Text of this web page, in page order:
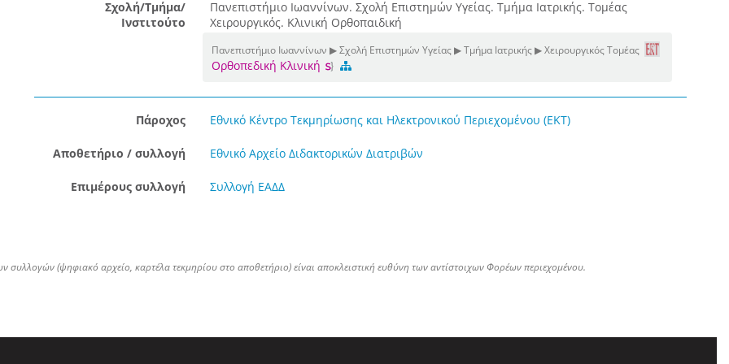
Σχολή/Τμήμα/
Ινστιτούτο
Πανεπιστήμιο Ιωαννίνων. Σχολή Επιστημών Υγείας. Τμήμα Ιατρικής. Τομέας
Χειρουργικός. Κλινική Ορθοπαιδική
Πανεπιστήμιο Ιωαννίνων ▶ Σχολή Επιστημών Υγείας ▶ Τμήμα Ιατρικής ▶ Χειρουργικός Τομέας
Ορθοπεδική Κλινική
Πάροχος Εθνικό Κέντρο Τεκμηρίωσης και Ηλεκτρονικού Περιεχομένου (ΕΚΤ)
Αποθετήριο / συλλογή Εθνικό Αρχείο Διδακτορικών Διατριβών
Επιμέρους συλλογή Συλλογή ΕΑΔΔ
συλλογών (ψηφιακό αρχείο, καρτέλα τεκμηρίου στο αποθετήριο) είναι αποκλειστική ευθύνη των αντίστοιχων Φορέων περιεχομένου.